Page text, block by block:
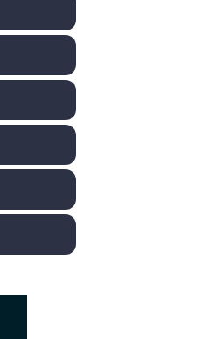
David Llorente y Miren